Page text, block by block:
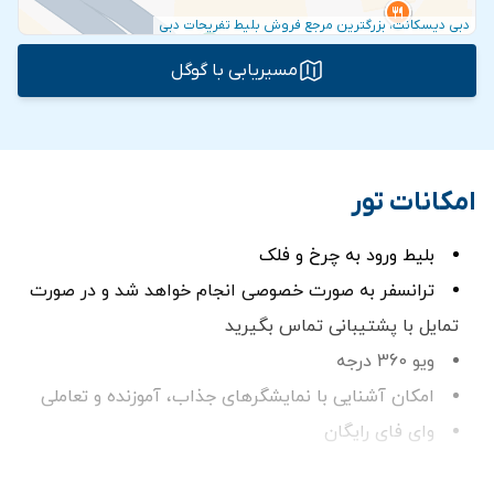
دبی دیسکانت، بزرگترین مرجع فروش بلیط تفریحات دبی
مسیریابی با گوگل
امکانات تور
بلیط ورود به چرخ و فلک
ترانسفر به صورت خصوصی انجام خواهد شد و در صورت
تمایل با پشتیبانی تماس بگیرید
ویو 360 درجه
امکان آشنایی با نمایشگرهای جذاب، آموزنده و تعاملی
وای فای رایگان